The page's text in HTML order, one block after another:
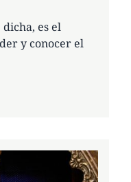
es el
y conocer el